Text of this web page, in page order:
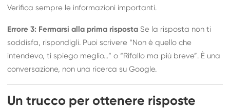
Verifica sempre le informazioni importanti.
Errore 3: Fermarsi alla prima risposta Se la risposta non ti
soddisfa, rispondigli. Puoi scrivere “Non è quello che
intendevo, ti spiego meglio…” o “Rifallo ma più breve”. È una
conversazione, non una ricerca su Google.
Un trucco per ottenere risposte